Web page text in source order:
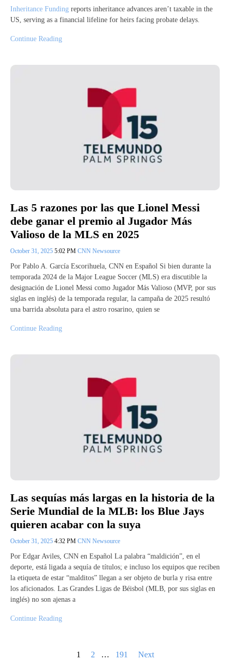
Inheritance Funding reports inheritance advances aren’t taxable in the
US, serving as a financial lifeline for heirs facing probate delays.
Continue Reading
Las 5 razones por las que Lionel Messi
debe ganar el premio al Jugador Más
Valioso de la MLS en 2025
October 31, 2025 5:02 PM CNN Newsource
Por Pablo A. García Escorihuela, CNN en Español Si bien durante la
temporada 2024 de la Major League Soccer (MLS) era discutible la
designación de Lionel Messi como Jugador Más Valioso (MVP, por sus
siglas en inglés) de la temporada regular, la campaña de 2025 resultó
una barrida absoluta para el astro rosarino, quien se
Continue Reading
Las sequías más largas en la historia de la
Serie Mundial de la MLB: los Blue Jays
quieren acabar con la suya
October 31, 2025 4:32 PM CNN Newsource
Por Edgar Aviles, CNN en Español La palabra “maldición”, en el
deporte, está ligada a sequía de títulos; e incluso los equipos que reciben
la etiqueta de estar “malditos” llegan a ser objeto de burla y risa entre
los aficionados. Las Grandes Ligas de Béisbol (MLB, por sus siglas en
inglés) no son ajenas a
Continue Reading
1 2 … 191 Next